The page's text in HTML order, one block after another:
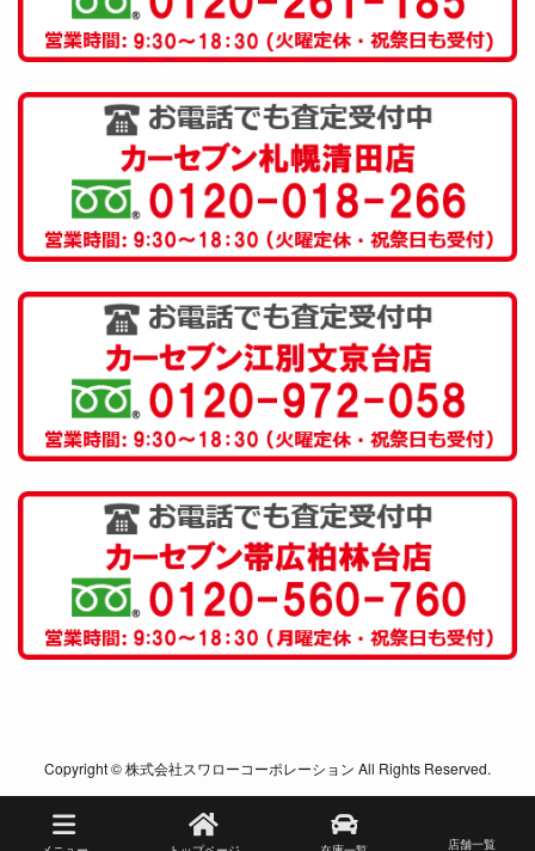
Copyright © 株式会社スワローコーポレーション All Rights Reserved.
店舗一覧